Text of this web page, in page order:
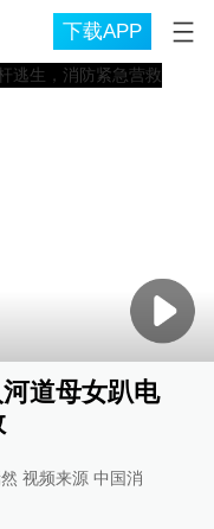
下载APP
道母女趴电
视频来源 中国消